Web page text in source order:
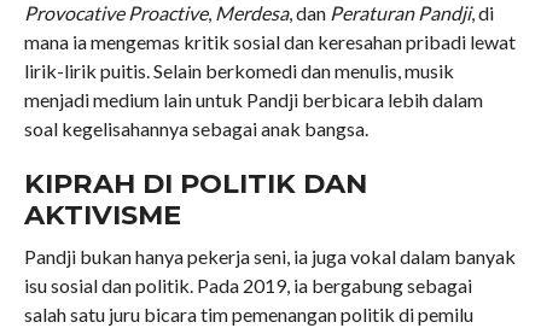
Provocative Proactive, Merdesa, dan Peraturan Pandji, di
mana ia mengemas kritik sosial dan keresahan pribadi lewat
lirik-lirik puitis. Selain berkomedi dan menulis, musik
menjadi medium lain untuk Pandji berbicara lebih dalam
soal kegelisahannya sebagai anak bangsa.
KIPRAH DI POLITIK DAN
AKTIVISME
Pandji bukan hanya pekerja seni, ia juga vokal dalam banyak
isu sosial dan politik. Pada 2019, ia bergabung sebagai
salah satu juru bicara tim pemenangan politik di pemilu